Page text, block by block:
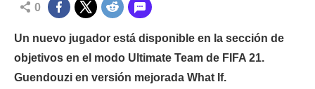
0
Un nuevo jugador está disponible en la sección de
objetivos en el modo Ultimate Team de FIFA 21.
Guendouzi en versión mejorada What If.